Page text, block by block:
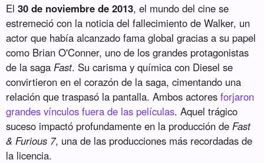
El30 de noviembre de 2013, el mundo del cine se
estremeció con la noticia del fallecimiento de Walker, un
actor que había alcanzado fama global gracias a su papel
como Brian O'Conner, uno de los grandes protagonistas
de la saga Fast. Su carisma y química con Diesel se
convirtieron en el corazón de la saga, cimentando una
relación que traspasó la pantalla. Ambos actoresforjaron
grandes vínculos fuera de las películas. Aquel trágico
suceso impactó profundamente en la producción de Fast
& Furious 7, una de las producciones más recordadas de
la licencia.